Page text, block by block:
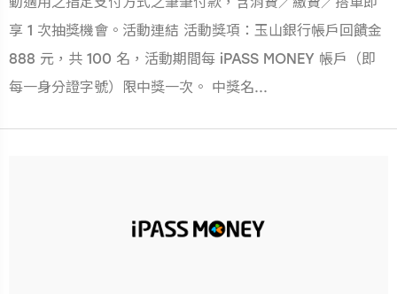
享 1 次抽獎機會。活動連結 活動獎項：玉山銀行帳戶回饋金
888 元，共 100 名，活動期間每 iPASS MONEY 帳戶（即
每一身分證字號）限中獎一次。 中獎名...